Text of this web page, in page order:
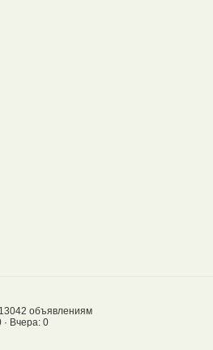
объявлениям
· Вчера: 0